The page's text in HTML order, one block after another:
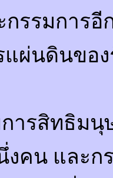
รรมการอี
แผ่นดินขอ
ารสิทธิมนุ
งคน และ